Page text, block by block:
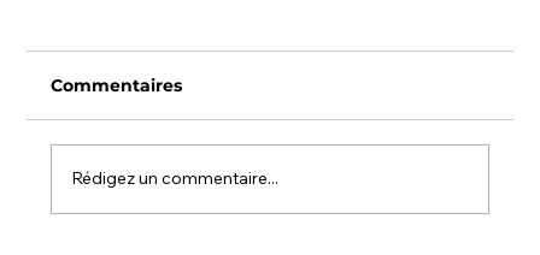
Commentaires
Rédigez un commentaire...